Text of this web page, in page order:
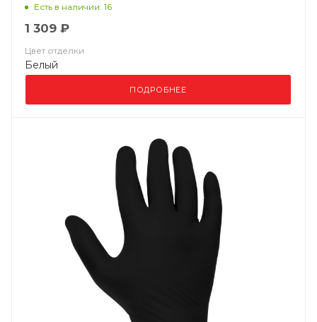
Есть в наличии: 16
1 309 ₽
Цвет отделки
Белый
ПОДРОБНЕЕ